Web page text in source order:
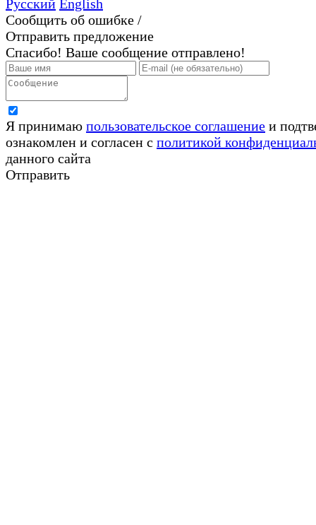
Русский English
Сообщить об ошибке /
Отправить предложение
Спасибо! Ваше сообщение отправлено!
Я принимаю пользовательское соглашение и
ознакомлен и согласен с политикой
данного сайта
Отправить